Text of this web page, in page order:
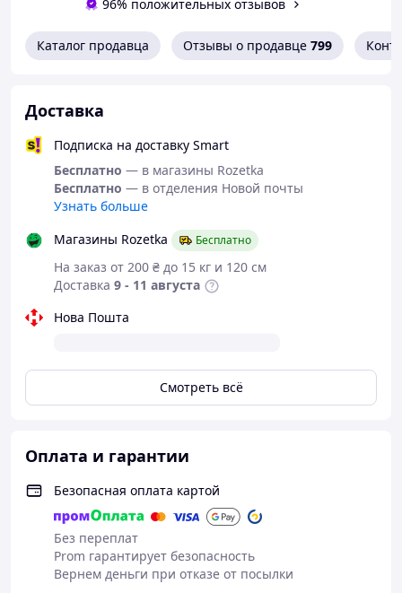
96% положительных отзывов
Каталог продавца Отзывы о продавце 799
Доставка
Подписка на доставку Smart
Бесплатно — в магазины Rozetka
Бесплатно — в отделения Новой почты
Узнать больше
Магазины Rozetka
Бесплатно
На заказ от 200 ₴ до 15 кг и 120 см
Доставка 9 - 11 августа
Нова Пошта
Смотреть всё
Оплата и гарантии
Безопасная оплата картой
Без переплат
Prom гарантирует безопасность
Вернем деньги при отказе от посылки